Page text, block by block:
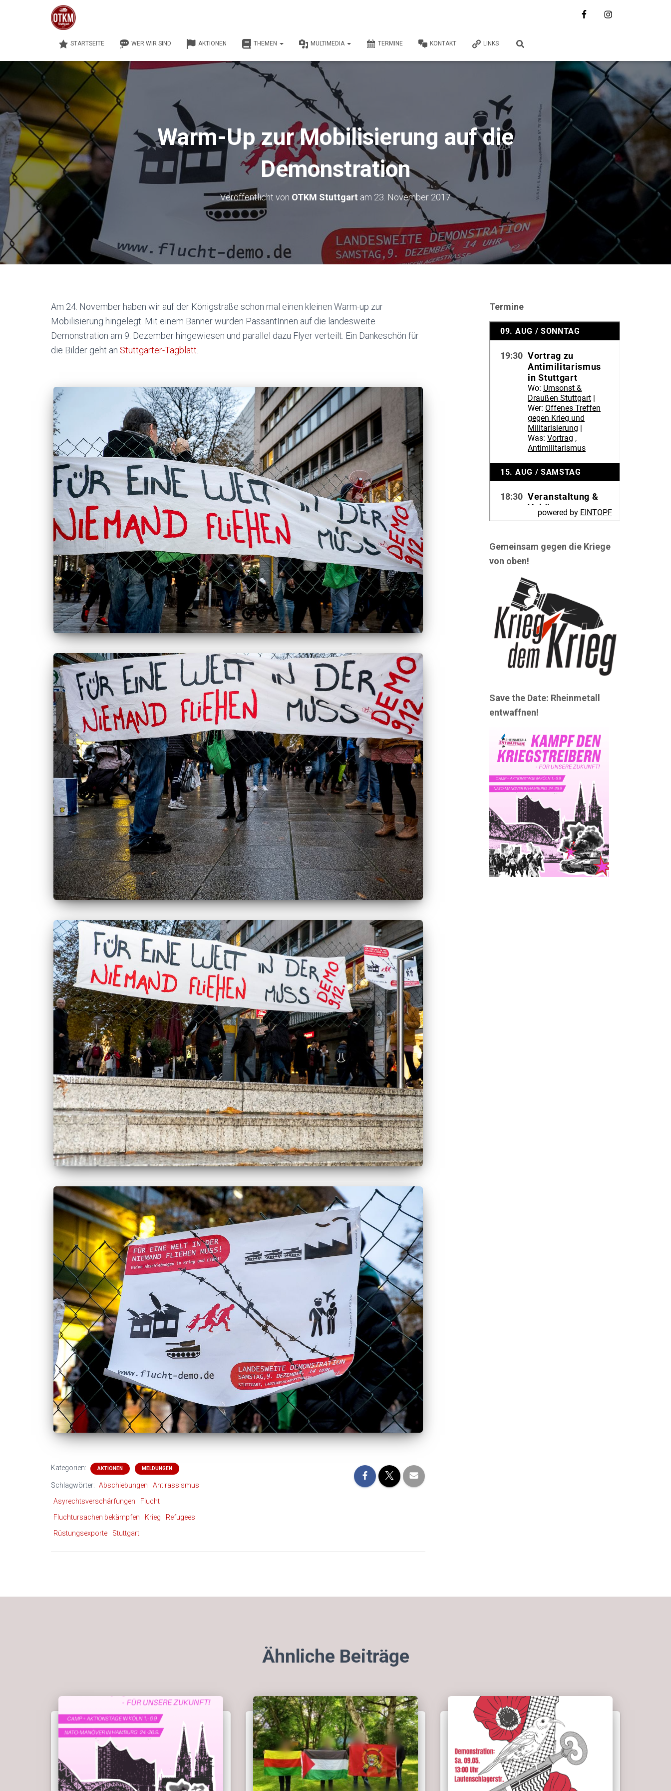
STARTSEITE WER WIR SIND AKTIONEN THEMEN MULTIMEDIA TERMINE KONTAKT LINKS
Warm-Up zur Mobilisierung auf die
Demonstration
Veröffentlicht von OTKM Stuttgart am 23. November 2017
Am 24. November haben wir auf der Königstraße schon mal einen kleinen Warm-up zur
Mobilisierung hingelegt. Mit einem Banner wurden PassantInnen auf die landesweite
Demonstration am 9. Dezember hingewiesen und parallel dazu Flyer verteilt. Ein Dankeschön für
die Bilder geht an Stuttgarter-Tagblatt
Kategorien: AKTIONEN MELDUNGEN
Schlagwörter: Abschiebungen
Antirassismus
Asyrechtsverschärfungen
Flucht
Fluchtursachen bekämpfen
Krieg
Refugees
Rüstungsexporte
Stuttgart
Termine
Gemeinsam gegen die Kriege
von oben!
Save the Date: Rheinmetall
entwaffnen!
Ähnliche Beiträge